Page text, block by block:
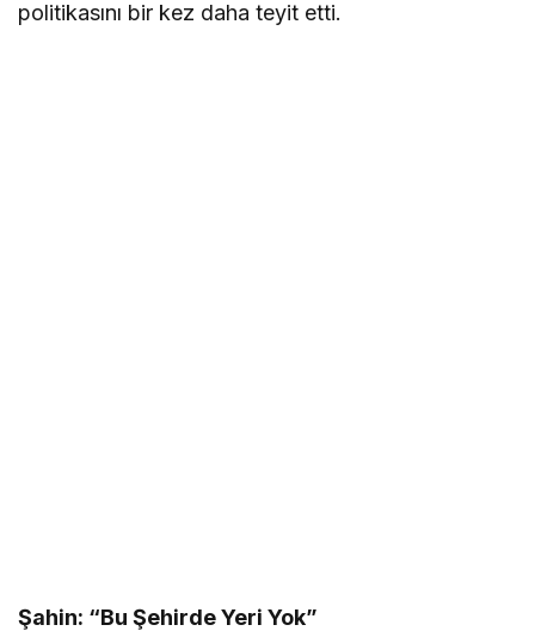
politikasını bir kez daha teyit etti.
Şahin: “Bu Şehirde Yeri Yok”